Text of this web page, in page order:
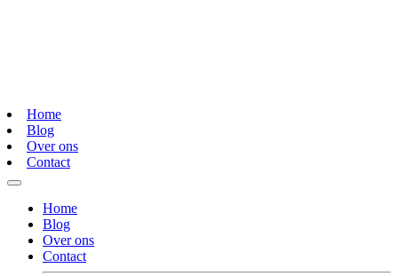
Home
Blog
Over ons
Contact
Home
Blog
Over ons
Contact